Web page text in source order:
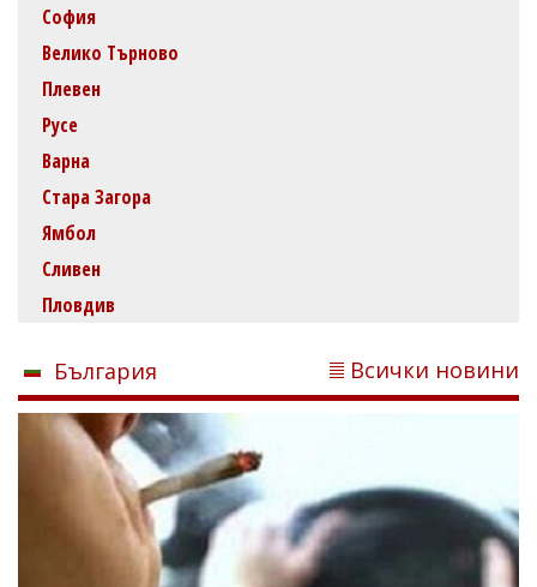
София
Велико Търново
Плевен
Русе
Варна
Стара Загора
Ямбол
Сливен
Пловдив
България Всички новини